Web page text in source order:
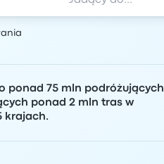
ponad 75 mln podróżujących
ponad 2 mln tras w
krajach.